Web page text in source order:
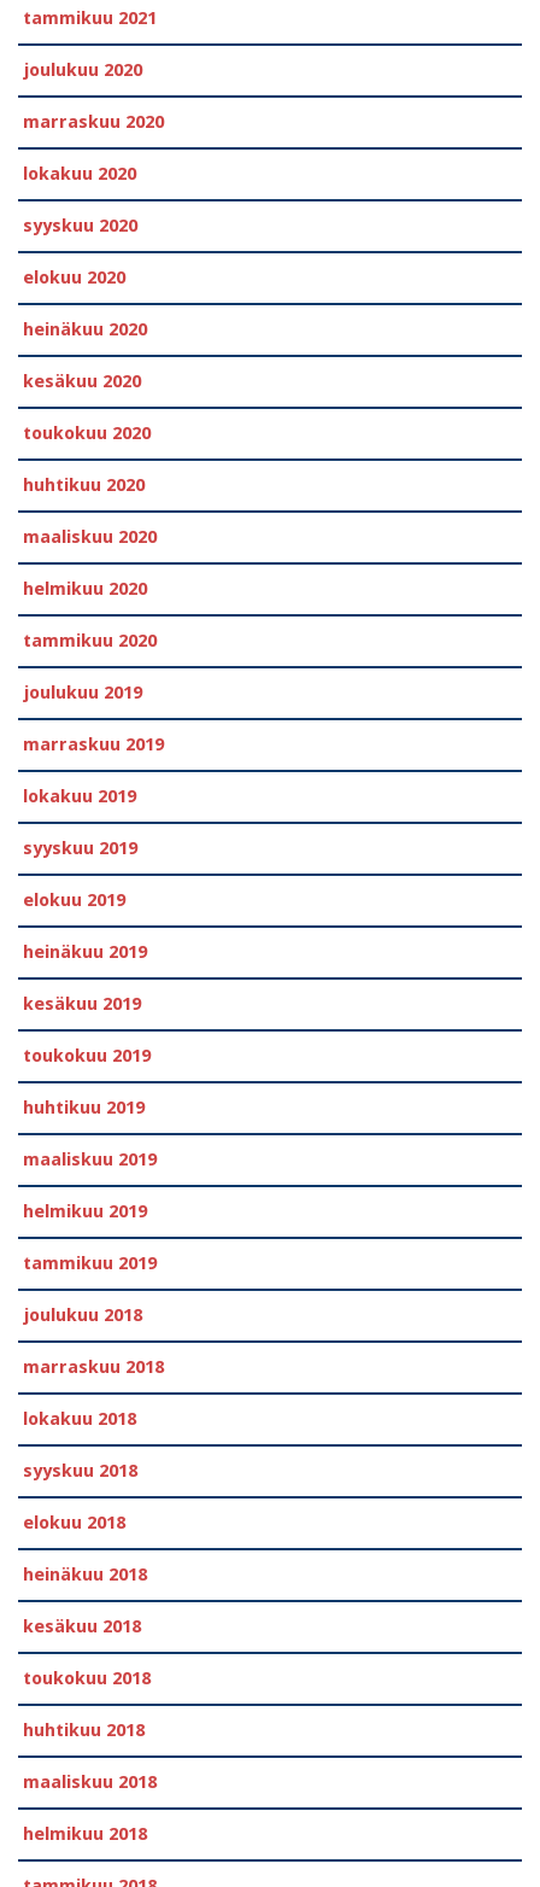
tammikuu 2021
joulukuu 2020
marraskuu 2020
lokakuu 2020
syyskuu 2020
elokuu 2020
heinäkuu 2020
kesäkuu 2020
toukokuu 2020
huhtikuu 2020
maaliskuu 2020
helmikuu 2020
tammikuu 2020
joulukuu 2019
marraskuu 2019
lokakuu 2019
syyskuu 2019
elokuu 2019
heinäkuu 2019
kesäkuu 2019
toukokuu 2019
huhtikuu 2019
maaliskuu 2019
helmikuu 2019
tammikuu 2019
joulukuu 2018
marraskuu 2018
lokakuu 2018
syyskuu 2018
elokuu 2018
heinäkuu 2018
kesäkuu 2018
toukokuu 2018
huhtikuu 2018
maaliskuu 2018
helmikuu 2018